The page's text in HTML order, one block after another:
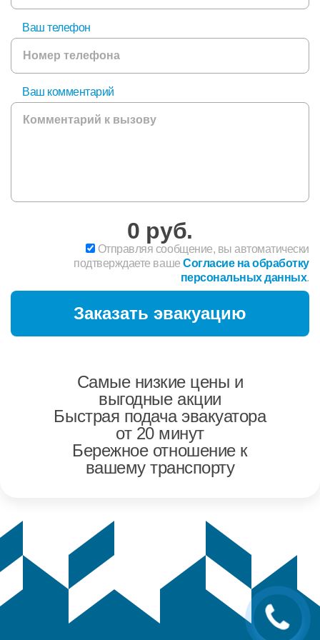
Ваш телефон
Ваш комментарий
0 руб.
Отправляя сообщение, вы автоматически
подтверждаете вашеСогласие на обработку
персональных данных.
Самые низкие цены и
выгодные акции
Быстрая подача эвакуатора
от 20 минут
Бережное отношение к
вашему транспорту